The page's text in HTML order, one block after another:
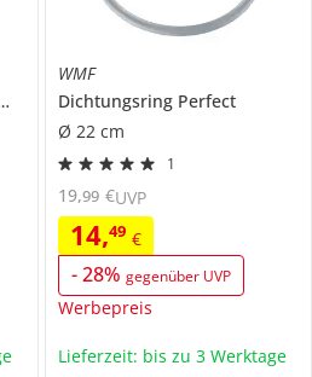
mit Deckel
WMF
Dichtungsring Perfect
Ø 22 cm
1
14,49 €
-28% gegenüber UVP
Werbepreis
19,99 €UVP
Lieferzeit: bis zu 3 Werktage